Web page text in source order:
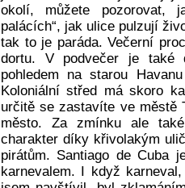
okolí, můžete pozorovat,
palácích“, jak ulice pulzují
tak to je paráda. Večerní
dortu. V podvečer je také
pohledem na starou
Koloniální střed má skoro
určitě se zastavíte ve městě
město. Za zmínku ale
charakter díky křivolakým
pirátům. Santiago de Cuba
karnevalem. I když